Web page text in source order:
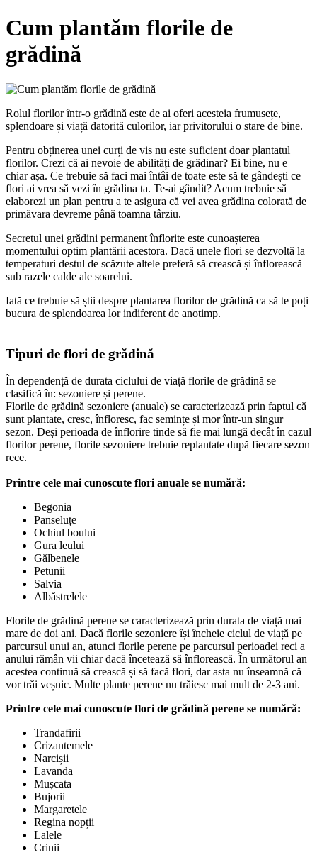
Cum plantăm florile de
grădină
Rolul florilor într-o grădină este de ai oferi acesteia frumusețe,
splendoare și viață datorită culorilor, iar privitorului o stare de bine.
Pentru obținerea unei curți de vis nu este suficient doar plantatul
florilor. Crezi că ai nevoie de abilități de grădinar? Ei bine, nu e
chiar așa. Ce trebuie să faci mai întâi de toate este să te gândești ce
flori ai vrea să vezi în grădina ta. Te-ai gândit? Acum trebuie să
elaborezi un plan pentru a te asigura că vei avea grădina colorată de
primăvara devreme până toamna târziu.
Secretul unei grădini permanent înflorite este cunoașterea
momentului optim plantării acestora. Dacă unele flori se dezvoltă la
temperaturi destul de scăzute altele preferă să crească și înflorească
sub razele calde ale soarelui.
Iată ce trebuie să știi despre plantarea florilor de grădină ca să te poți
bucura de splendoarea lor indiferent de anotimp.
Tipuri de flori de grădină
În dependență de durata ciclului de viață florile de grădină se
clasifică în: sezoniere și perene.
Florile de grădină sezoniere (anuale) se caracterizează prin faptul că
sunt plantate, cresc, înfloresc, fac semințe și mor într-un singur
sezon. Deși perioada de înflorire tinde să fie mai lungă decât în cazul
florilor perene, florile sezoniere trebuie replantate după fiecare sezon
rece.
Printre cele mai cunoscute flori anuale se numără:
Begonia
Panseluțe
Ochiul boului
Gura leului
Gălbenele
Petunii
Salvia
Albăstrelele
Florile de grădină perene se caracterizează prin durata de viață mai
mare de doi ani. Dacă florile sezoniere își încheie ciclul de viață pe
parcursul unui an, atunci florile perene pe parcursul perioadei reci a
anului rămân vii chiar dacă încetează să înflorească. În următorul an
acestea continuă să crească și să facă flori, dar asta nu înseamnă că
vor trăi veșnic. Multe plante perene nu trăiesc mai mult de 2-3 ani.
Printre cele mai cunoscute flori de grădină perene se numără:
Trandafirii
Crizantemele
Narcișii
Lavanda
Mușcata
Bujorii
Margaretele
Regina nopții
Lalele
Crinii